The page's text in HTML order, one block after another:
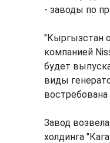
- заводы по
"Кыргызстан
компанией
будет
виды
Завод
холдинга